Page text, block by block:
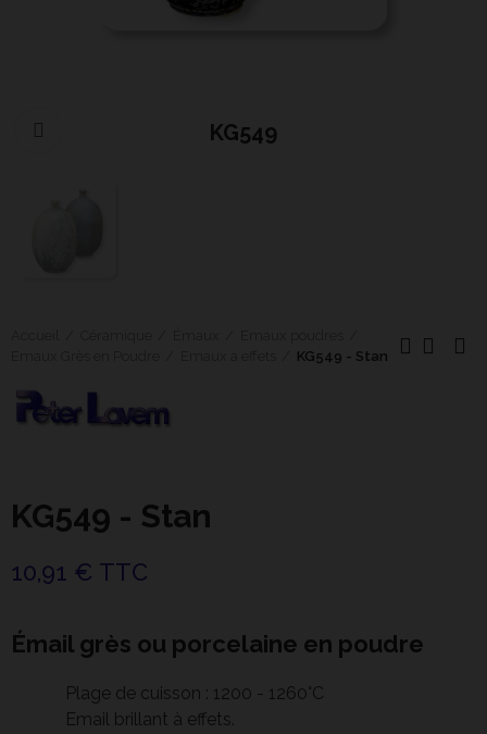
KG549
KG549 - Stan
KG549 - Stan
10,91 € TTC
Émail grès ou porcelaine en poudre
Plage de cuisson : 1200 - 1260°C
Email brillant à effets.